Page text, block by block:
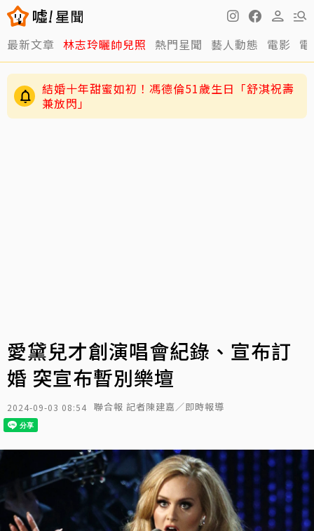
最新文章 林志玲曬帥兒照 熱門星聞 藝人動態 電影
結婚十年甜蜜如初！馮德倫51歲生日「舒淇祝壽
兼放閃」
愛黛兒才創演唱會紀錄、宣布訂
婚 突宣布暫別樂壇
2024-09-03 08:54 聯合報 記者陳建嘉／即時報導